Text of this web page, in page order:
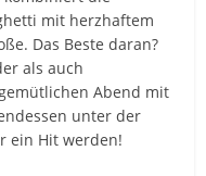
mit herzhaftem
Das Beste daran?
als auch
Abend mit
unter der
ein Hit werden!